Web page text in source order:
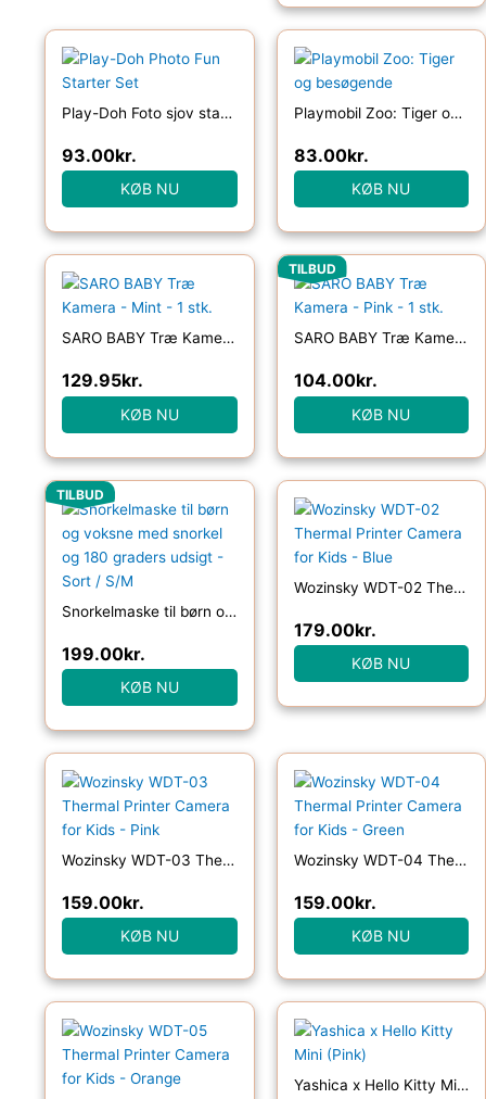
Play-Doh Foto sjov startsæt
93.00kr.
KØB NU
Playmobil Zoo: Tiger og besøgende
83.00kr.
KØB NU
SARO BABY Træ Kamera – Mint – 1 stk.
129.95kr.
KØB NU
TILBUD
SARO BABY Træ Kamera – Pink – 1 stk.
Den
oprindelige
pris
var:
104.00kr.
aktuelle
pris
er:
KØB NU
TILBUD
Snorkelmaske til børn og voksne med snorkel og 180 graders udsigt – Sort / S/M
Den
oprindelige
pris
var:
399.00kr..
199.00kr.
aktuelle
pris
er:
KØB NU
Wozinsky WDT-02 Thermal Printer Camera for Kids – Blue
179.00kr.
KØB NU
Wozinsky WDT-03 Thermal Printer Camera for Kids – Pink
159.00kr.
KØB NU
Wozinsky WDT-04 Thermal Printer Camera for Kids – Green
159.00kr.
KØB NU
Yashica x Hello Kitty Mini (Pink)